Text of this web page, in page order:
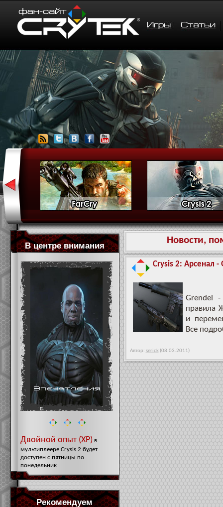
В центре внимания
Двойной опыт (XP)в
мультиплеере Crysis 2 будет
доступен с пятницы по
понедельник
Рекомендуем
Новости,
Crysis 2: Арсенал -
Grendel
правила
и
Все
Автор: serick(08.03.2011)